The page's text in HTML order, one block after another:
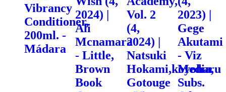
Vibrancy
Conditioner,
200ml. -
Mádara
2024) |
Ali
Mcnamara
- Little,
Brown
Book
Vol. 2
(4,
2024) |
Natsuki
Hokami,koyoharu
Gotouge
2023) |
Gege
Akutami
- Viz
Media,
Subs.